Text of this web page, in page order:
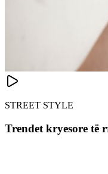
STREET STYLE
Trendet kryesore të